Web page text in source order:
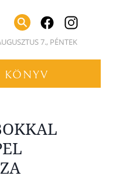
facebookinstagram
7., PÉNTEK
KÖNYV